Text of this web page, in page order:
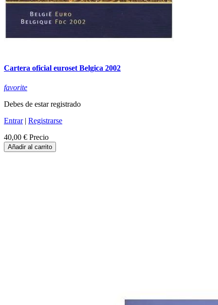
Cartera oficial euroset Belgica 2002
favorite
Debes de estar registrado
Entrar| Registrarse
40,00 € Precio
Añadir al carrito